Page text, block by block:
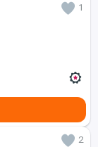
1
2